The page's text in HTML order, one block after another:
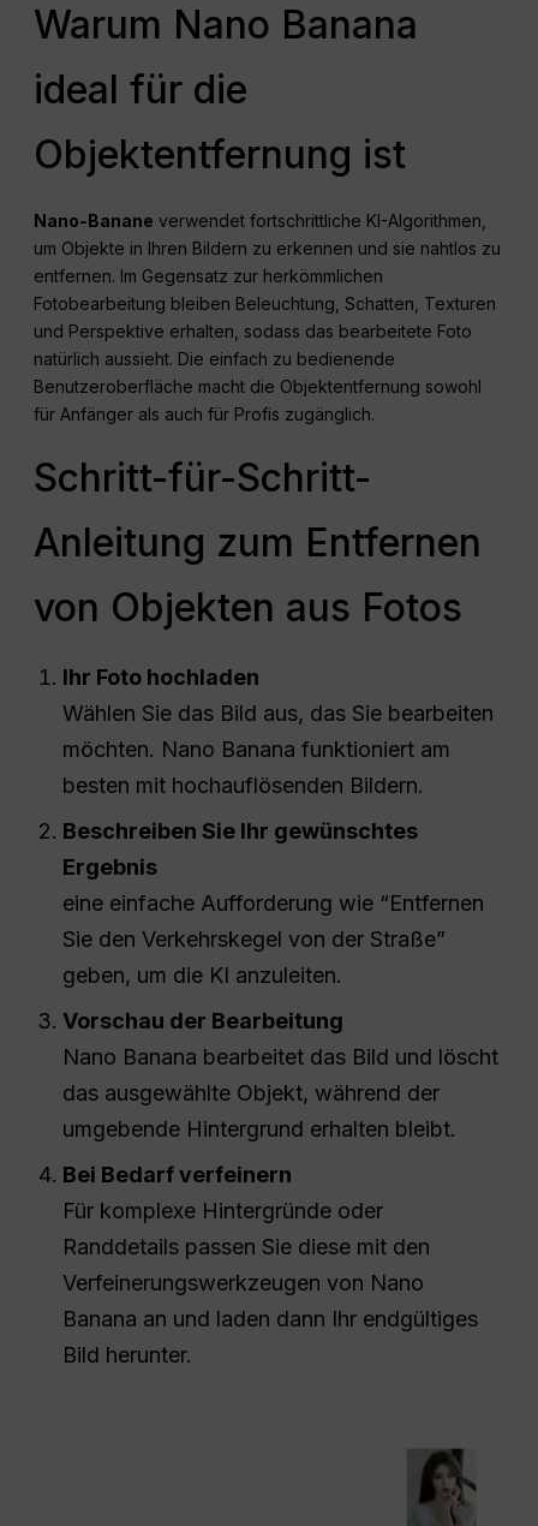
Warum Nano Banana
ideal für die
Objektentfernung ist
Nano-Banane verwendet fortschrittliche KI-Algorithmen,
um Objekte in Ihren Bildern zu erkennen und sie nahtlos zu
entfernen. Im Gegensatz zur herkömmlichen
Fotobearbeitung bleiben Beleuchtung, Schatten, Texturen
und Perspektive erhalten, sodass das bearbeitete Foto
natürlich aussieht. Die einfach zu bedienende
Benutzeroberfläche macht die Objektentfernung sowohl
für Anfänger als auch für Profis zugänglich.
Schritt-für-Schritt-
Anleitung zum Entfernen
von Objekten aus Fotos
Ihr Foto hochladen
Wählen Sie das Bild aus, das Sie bearbeiten
möchten. Nano Banana funktioniert am
besten mit hochauflösenden Bildern.
Beschreiben Sie Ihr gewünschtes
Ergebnis
eine einfache Aufforderung wie “Entfernen
Sie den Verkehrskegel von der Straße”
geben, um die KI anzuleiten.
Vorschau der Bearbeitung
Nano Banana bearbeitet das Bild und löscht
das ausgewählte Objekt, während der
umgebende Hintergrund erhalten bleibt.
Bei Bedarf verfeinern
Für komplexe Hintergründe oder
Randdetails passen Sie diese mit den
Verfeinerungswerkzeugen von Nano
Banana an und laden dann Ihr endgültiges
Bild herunter.